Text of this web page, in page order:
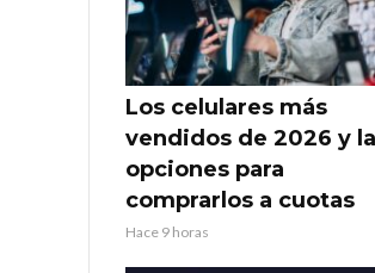
Los celulares más
vendidos de 2026 y
opciones para
comprarlos a cuotas
Hace 9 horas